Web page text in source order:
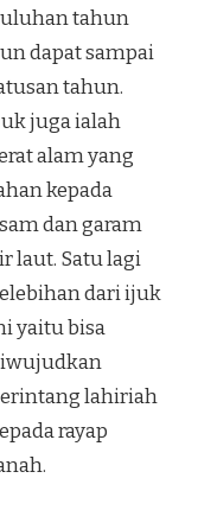
tahun
dapat sampai
tahun.
juga ialah
alam yang
kepada
dan garam
laut. Satu lagi
dari ijuk
yaitu bisa
lahiriah
rayap